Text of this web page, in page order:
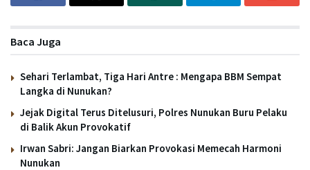
Baca Juga
Sehari Terlambat, Tiga Hari Antre : Mengapa BBM Sempat
Langka di Nunukan?
Jejak Digital Terus Ditelusuri, Polres Nunukan Buru Pelaku
di Balik Akun Provokatif
Irwan Sabri: Jangan Biarkan Provokasi Memecah Harmoni
Nunukan